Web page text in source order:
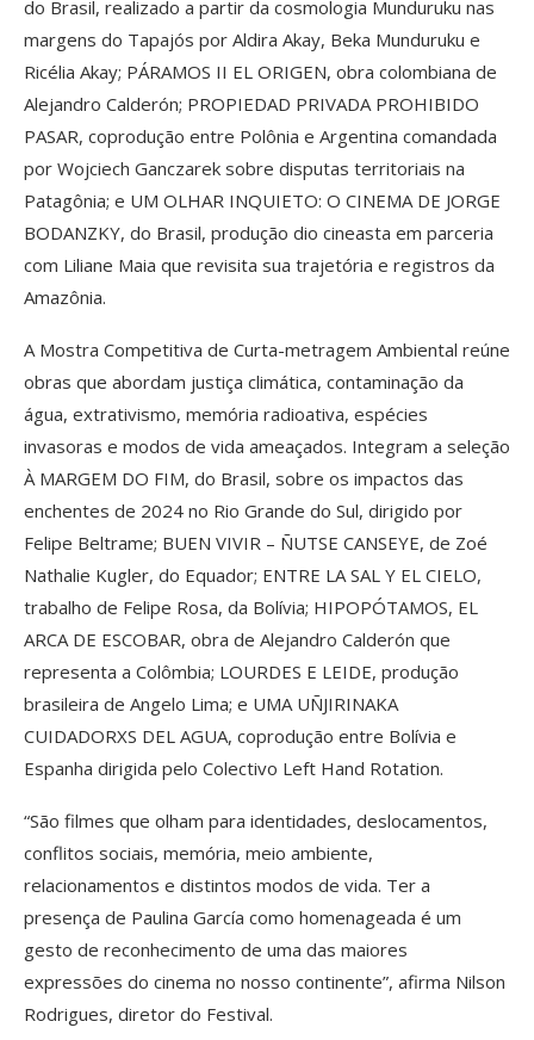
do Brasil, realizado a partir da cosmologia Munduruku nas
margens do Tapajós por Aldira Akay, Beka Munduruku e
Ricélia Akay; PÁRAMOS II EL ORIGEN, obra colombiana de
Alejandro Calderón; PROPIEDAD PRIVADA PROHIBIDO
PASAR, coprodução entre Polônia e Argentina comandada
por Wojciech Ganczarek sobre disputas territoriais na
Patagônia; e UM OLHAR INQUIETO: O CINEMA DE JORGE
BODANZKY, do Brasil, produção dio cineasta em parceria
com Liliane Maia que revisita sua trajetória e registros da
Amazônia.
A Mostra Competitiva de Curta-metragem Ambiental reúne
obras que abordam justiça climática, contaminação da
água, extrativismo, memória radioativa, espécies
invasoras e modos de vida ameaçados. Integram a seleção
À MARGEM DO FIM, do Brasil, sobre os impactos das
enchentes de 2024 no Rio Grande do Sul, dirigido por
Felipe Beltrame; BUEN VIVIR – ÑUTSE CANSEYE, de Zoé
Nathalie Kugler, do Equador; ENTRE LA SAL Y EL CIELO,
trabalho de Felipe Rosa, da Bolívia; HIPOPÓTAMOS, EL
ARCA DE ESCOBAR, obra de Alejandro Calderón que
representa a Colômbia; LOURDES E LEIDE, produção
brasileira de Angelo Lima; e UMA UÑJIRINAKA
CUIDADORXS DEL AGUA, coprodução entre Bolívia e
Espanha dirigida pelo Colectivo Left Hand Rotation.
“São filmes que olham para identidades, deslocamentos,
conflitos sociais, memória, meio ambiente,
relacionamentos e distintos modos de vida. Ter a
presença de Paulina García como homenageada é um
gesto de reconhecimento de uma das maiores
expressões do cinema no nosso continente”, afirma Nilson
Rodrigues, diretor do Festival.